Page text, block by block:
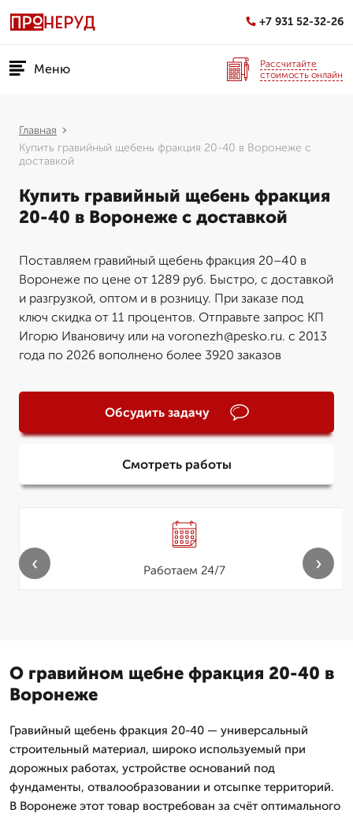
+7 931 52-32-26
Меню
Рассчитайте
стоимость онлайн
Главная
Купить гравийный щебень фракция 20-40 в Воронеже с
доставкой
Купить гравийный щебень фракция
20-40 в Воронеже с доставкой
Поставляем гравийный щебень фракция 20–40 в
Воронеже по цене от 1289 руб. Быстро, с доставкой
и разгрузкой, оптом и в розницу. При заказе под
ключ скидка от 11 процентов. Отправьте запрос КП
Игорю Ивановичу или на voronezh@pesko.ru. с 2013
года по 2026 вополнено более 3920 заказов
Обсудить задачу
Смотреть работы
Работаем 24/7
‹ ›
О гравийном щебне фракция 20-40 в
Воронеже
Гравийный щебень фракция 20-40 — универсальный
строительный материал, широко используемый при
дорожных работах, устройстве оснований под
фундаменты, отвалообразовании и отсыпке территорий.
В Воронеже этот товар востребован за счёт оптимального